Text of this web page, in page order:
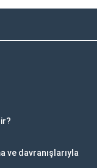
ve davranışlarıyla